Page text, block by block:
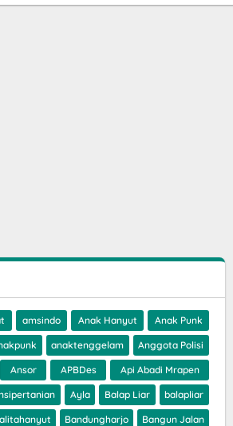
amsindo Anak Hanyut Anak Punk
anaktenggelam Anggota Polisi
Ansor APBDes Api Abadi Mrapen
Ayla Balap Liar balapliar
Bandungharjo Bangun Jalan